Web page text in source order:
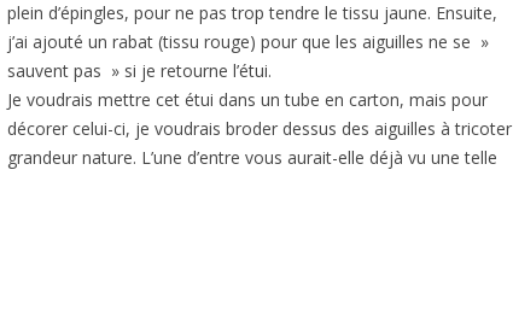
plein d’épingles, pour ne pas trop tendre le tissu jaune. Ensuite,
j’ai ajouté un rabat (tissu rouge) pour que les aiguilles ne se »
sauvent pas » si je retourne l’étui.
Je voudrais mettre cet étui dans un tube en carton, mais pour
décorer celui-ci, je voudrais broder dessus des aiguilles à tricoter
grandeur nature. L’une d’entre vous aurait-elle déjà vu une telle